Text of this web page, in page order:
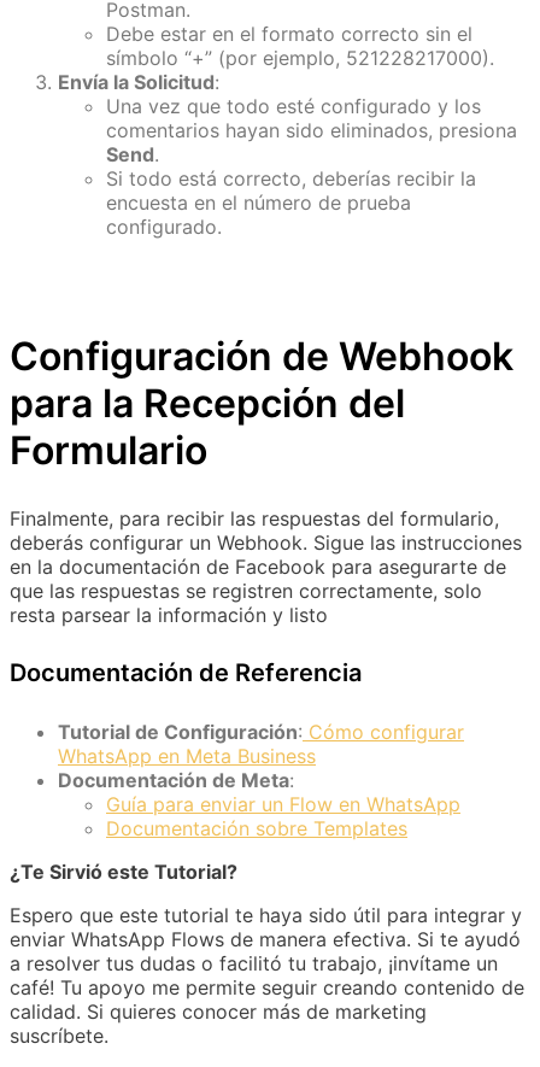
Postman.
Debe estar en el formato correcto sin el
símbolo “+” (por ejemplo, 521228217000).
Envía la Solicitud:
Una vez que todo esté configurado y los
comentarios hayan sido eliminados, presiona
Send.
Si todo está correcto, deberías recibir la
encuesta en el número de prueba
configurado.
Configuración de Webhook
para la Recepción del
Formulario
Finalmente, para recibir las respuestas del formulario,
deberás configurar un Webhook. Sigue las instrucciones
en la documentación de Facebook para asegurarte de
que las respuestas se registren correctamente, solo
resta parsear la información y listo
Documentación de Referencia
Tutorial de Configuración: Cómo configurar
WhatsApp en Meta Business
Documentación de Meta:
Guía para enviar un Flow en WhatsApp
Documentación sobre Templates
¿Te Sirvió este Tutorial?
Espero que este tutorial te haya sido útil para integrar y
enviar WhatsApp Flows de manera efectiva. Si te ayudó
a resolver tus dudas o facilitó tu trabajo, ¡invítame un
café! Tu apoyo me permite seguir creando contenido de
calidad. Si quieres conocer más de marketing
suscríbete.